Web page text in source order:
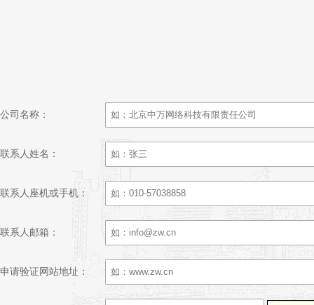
公司名称：
联系人姓名：
联系人座机或手机：
联系人邮箱：
申请验证网站地址：